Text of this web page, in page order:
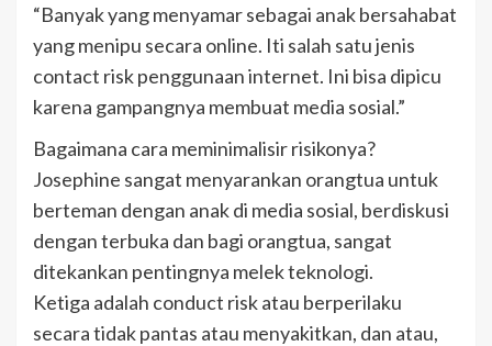
“Banyak yang menyamar sebagai anak bersahabat
yang menipu secara online. Iti salah satu jenis
contact risk penggunaan internet. Ini bisa dipicu
karena gampangnya membuat media sosial.”
Bagaimana cara meminimalisir risikonya?
Josephine sangat menyarankan orangtua untuk
berteman dengan anak di media sosial, berdiskusi
dengan terbuka dan bagi orangtua, sangat
ditekankan pentingnya melek teknologi.
Ketiga adalah conduct risk atau berperilaku
secara tidak pantas atau menyakitkan, dan atau,